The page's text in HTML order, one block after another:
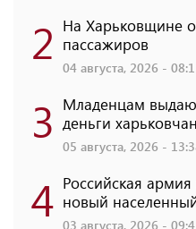
2 На Харьковщине
пассажиров
04 августа, 2026 -
3 Младенцам
деньги харьковчан
05 августа, 2026 -
4 Российская
новый
03 августа, 2026 -